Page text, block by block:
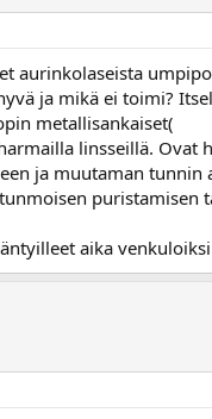
aurinkolaseista
ja mikä ei toimi?
metallisankaiset(
linsseillä. Ovat
ja muutaman tunnin
puristamisen
aika